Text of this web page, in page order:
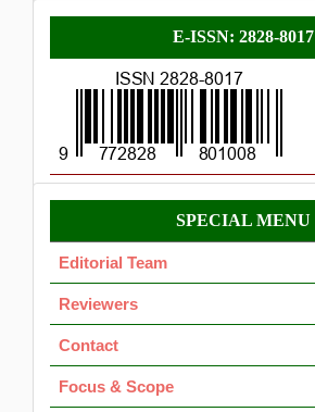
E-
ISSN
E-ISSN: 2828-8017
Menu
OK
SPECIAL MENU
Editorial Team
Reviewers
Contact
Focus & Scope